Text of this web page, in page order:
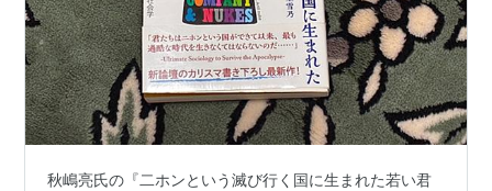
秋嶋亮氏の『二ホンという滅び行く国に生まれた若い君